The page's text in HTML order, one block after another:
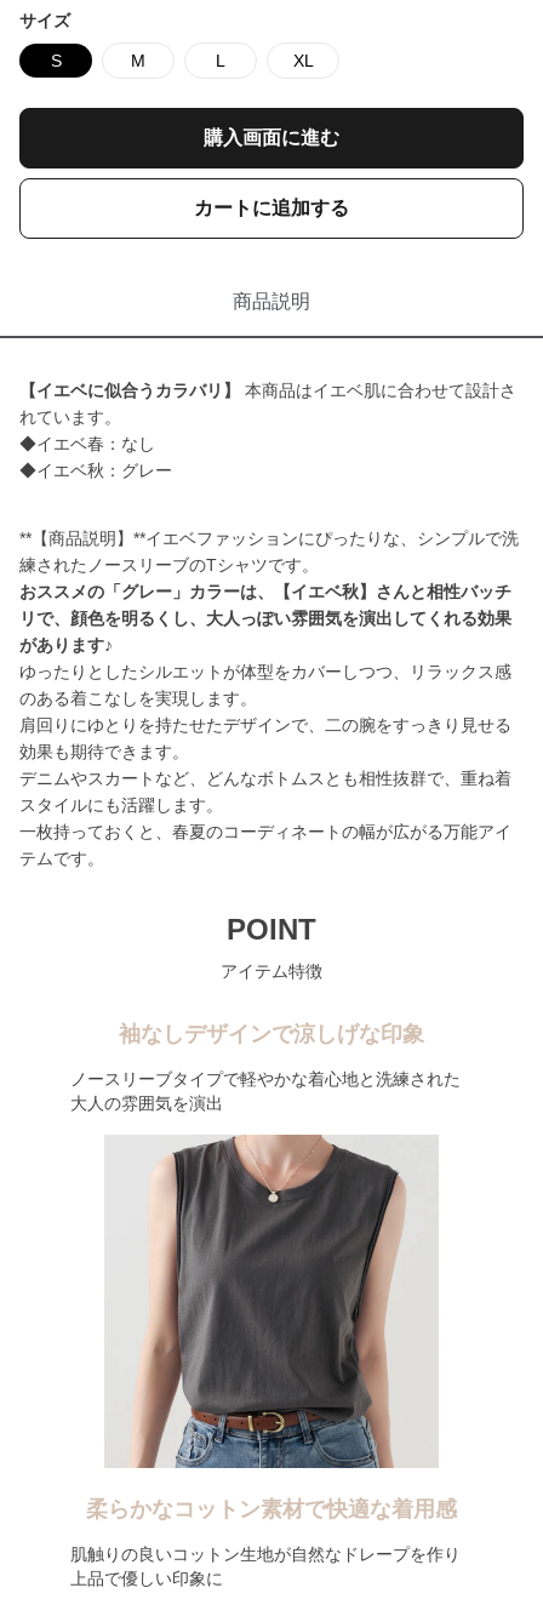
サイズ
S M L XL
購入画面に進む
カートに追加する
商品説明
【イエベに似合うカラバリ】
本商品はイエベ肌に合わせて設計さ
れています。
◆イエベ春：なし
◆イエベ秋：グレー
**【商品説明】**イエベファッションにぴったりな、シンプルで洗
おススメの「グレー」カラーは、【イエベ秋】さんと相性バッチ
リで、顔色を明るくし、大人っぽい雰囲気を演出してくれる効果
があります♪
ゆったりとしたシルエットが体型をカバーしつつ、リラックス感
のある着こなしを実現します。
肩回りにゆとりを持たせたデザインで、二の腕をすっきり見せる
効果も期待できます。
デニムやスカートなど、どんなボトムスとも相性抜群で、重ね着
スタイルにも活躍します。
一枚持っておくと、春夏のコーディネートの幅が広がる万能アイ
テムです。
POINT
アイテム特徴
袖なしデザインで涼しげな印象
ノースリーブタイプで軽やかな着心地と洗練された
大人の雰囲気を演出
柔らかなコットン素材で快適な着用感
肌触りの良いコットン生地が自然なドレープを作り
上品で優しい印象に